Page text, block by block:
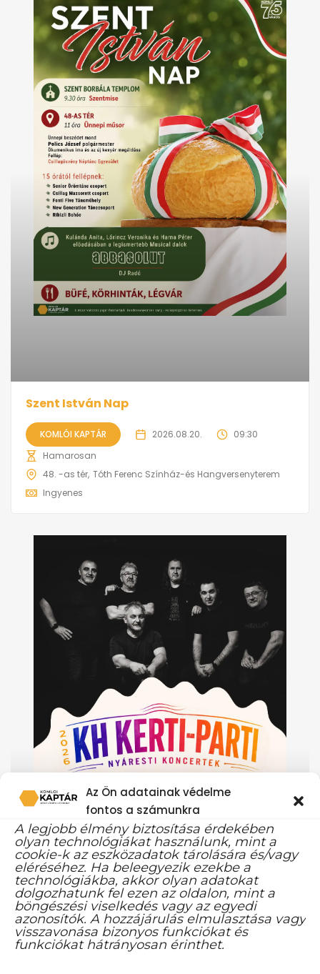
Az Ön adatainak védelme
fontos a számunkra
A legjobb élmény biztosítása érdekében
olyan technológiákat használunk, mint a
cookie-k az eszközadatok tárolására és/vagy
eléréséhez. Ha beleegyezik ezekbe a
technológiákba, akkor olyan adatokat
dolgozhatunk fel ezen az oldalon, mint a
böngészési viselkedés vagy az egyedi
azonosítók. A hozzájárulás elmulasztása vagy
visszavonása bizonyos funkciókat és
funkciókat hátrányosan érinthet.
Szent István Nap
KOMLÓI KAPTÁR 2026.08.20.
09:30
Hamarosan
48. -as tér Tóth Ferenc Színház-és Hangversenyterem
Ingyenes